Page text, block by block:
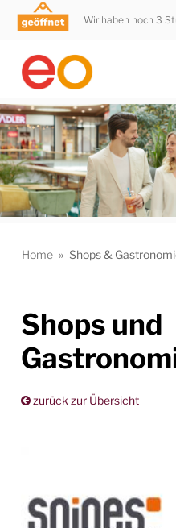
Wir haben noch 3
Home » Shops &
Shops und
zurück zur Übersicht